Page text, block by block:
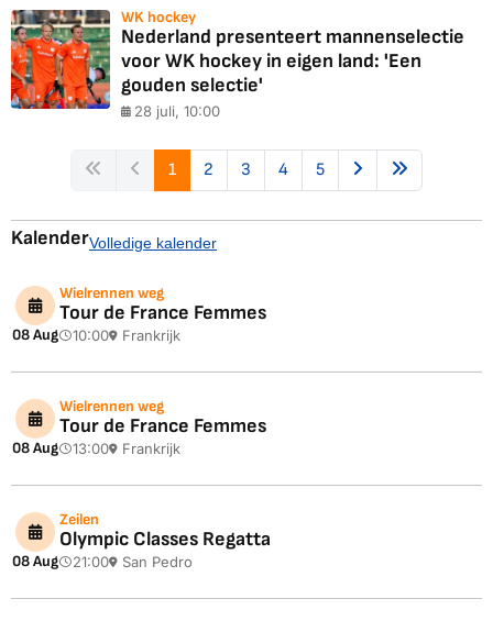
WK hockey
Nederland presenteert mannenselectie
voor WK hockey in eigen land: 'Een
gouden selectie'
28 juli, 10:00
1 2 3 4 5
KalenderVolledige kalender
08 Aug
Wielrennen weg
Tour de France Femmes
10:00 Frankrijk
08 Aug
Wielrennen weg
Tour de France Femmes
13:00 Frankrijk
08 Aug
Zeilen
Olympic Classes Regatta
21:00 San Pedro